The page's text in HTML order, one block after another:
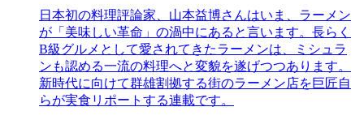
日本初の料理評論家、山本益博さんはいま、ラーメン
が「美味しい革命」の渦中にあると言います。長らく
B級グルメとして愛されてきたラーメンは、ミシュラ
ンも認める一流の料理へと変貌を遂げつつあります。
新時代に向けて群雄割拠する街のラーメン店を巨匠自
らが実食リポートする連載です。